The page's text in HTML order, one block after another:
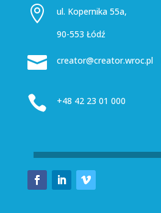

ul. Kopernika 55a,
90-553 Łódź
 creator@creator.wroc.pl
 +48 42 23 01 000